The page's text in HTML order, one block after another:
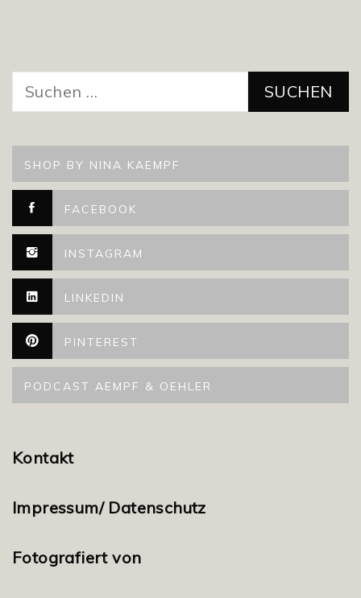
nach:
SHOP BY NINA KAEMPF
FACEBOOK
INSTAGRAM
LINKEDIN
PINTEREST
PODCAST AEMPF & OEHLER
Kontakt
Impressum/ Datenschutz
Fotografiert von